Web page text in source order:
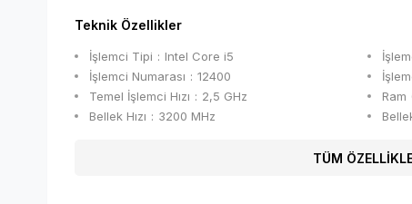
Teknik Özellikler
İşlemci Tipi Intel Core i5
İşlemci Numarası
12400
Temel İşlemci Hızı
2,5 GHz Ram
Bellek Hızı
3200 MHz
TÜM